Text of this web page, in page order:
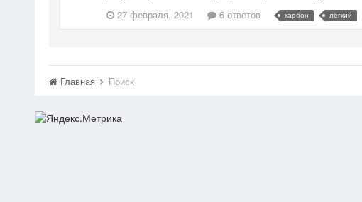
27 февраля, 2021
6 ответов карбон лёгкий
Главная Поиск